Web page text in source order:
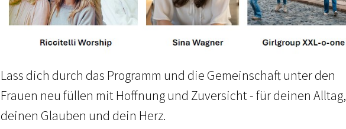
Lass dich durch das Programm und die Gemeinschaft unter den
Frauen neu füllen mit Hoffnung und Zuversicht - für deinen Alltag,
deinen Glauben und dein Herz.